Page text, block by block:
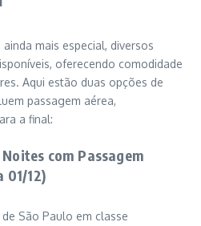
mais especial, diversos
oferecendo comodidade
Aqui estão duas opções de
passagem aérea,
a final:
com Passagem
01/12)
São Paulo em classe